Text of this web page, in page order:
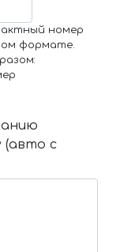
номер
формате.
(авто с